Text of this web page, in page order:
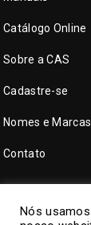
Catálogo Online
Sobre a CAS
Cadastre-se
Nomes e Marcas
Contato
Nós